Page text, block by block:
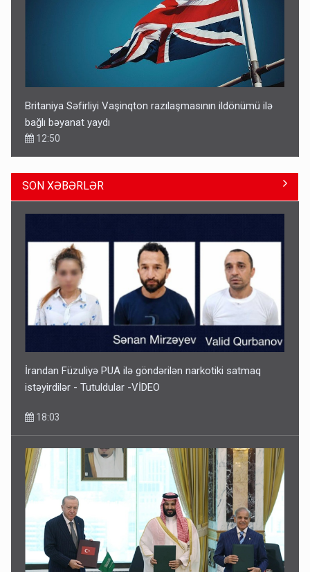
Britaniya Səfirliyi Vaşinqton razılaşmasının ildönümü ilə
bağlı bəyanat yaydı
12:50
Paşinyan Əliyevə zəng etməsindən danışdı
İlham Əliyev müharibədə də, sülhdə də qalib gəldi -
Hikmət Hacıyev
15:02
SON XƏBƏRLƏR
İrandan Füzuliyə PUA ilə göndərilən narkotiki satmaq
istəyirdilər - Tutuldular -VİDEO
18:03